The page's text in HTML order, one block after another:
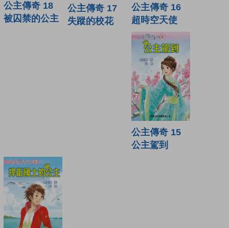
公主傳奇 18
被囚禁的公主
公主傳奇 17
失蹤的校花
公主傳奇 16
超時空天使
公主傳奇 15
公主駕到